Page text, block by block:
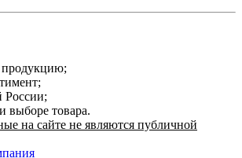
продукцию;
России;
выборе товара.
на сайте не являются публичной